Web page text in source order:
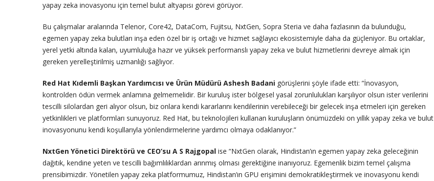
yapay zeka inovasyonu için temel bulut altyapısı görevi görüyor.
Bu çalışmalar aralarında Telenor, Core42, DataCom, Fujitsu, NxtGen, Sopra Steria ve daha fazlasının da bulunduğu,
egemen yapay zeka bulutları inşa eden özel bir iş ortağı ve hizmet sağlayıcı ekosistemiyle daha da güçleniyor. Bu ortaklar,
yerel yetki altında kalan, uyumluluğa hazır ve yüksek performanslı yapay zeka ve bulut hizmetlerini devreye almak için
gereken yerelleştirilmiş uzmanlığı sağlıyor.
Red Hat Kıdemli Başkan Yardımcısı ve Ürün Müdürü Ashesh Badani görüşlerini şöyle ifade etti: “İnovasyon,
kontrolden ödün vermek anlamına gelmemelidir. Bir kuruluş ister bölgesel yasal zorunlulukları karşılıyor olsun ister verilerini
tescilli silolardan geri alıyor olsun, biz onlara kendi kararlarını kendilerinin verebileceği bir gelecek inşa etmeleri için gereken
yetkinlikleri ve platformları sunuyoruz. Red Hat, bu teknolojileri kullanan kuruluşların önümüzdeki on yıllık yapay zeka ve bulut
inovasyonunu kendi koşullarıyla yönlendirmelerine yardımcı olmaya odaklanıyor.”
NxtGen Yönetici Direktörü ve CEO’su A S Rajgopal ise “NxtGen olarak, Hindistan’ın egemen yapay zeka geleceğinin
dağıtık, kendine yeten ve tescilli bağımlılıklardan arınmış olması gerektiğine inanıyoruz. Egemenlik bizim temel çalışma
prensibimizdir. Yönetilen yapay zeka platformumuz, Hindistan’ın GPU erişimini demokratikleştirmek ve inovasyonu kendi